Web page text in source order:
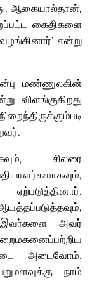
ஆகையால்தான்,
கைதிகளை
என்று
மண்ணுலகின்
விளங்குகிறது
சிலரை
இவர்களை அவர்
அடைவோம்.
நாம்